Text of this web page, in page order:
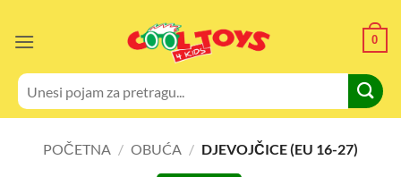
0
Pretraži:
POČETNA / OBUĆA / DJEVOJČICE (EU 16-27)